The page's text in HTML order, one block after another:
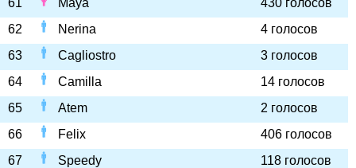
61 Maya
430 голосов
62
Nerina
4 голосов
63
Cagliostro
3 голосов
64
Camilla
14 голосов
65
Atem
2 голосов
66
Felix
406 голосов
67
Speedy
118 голосов